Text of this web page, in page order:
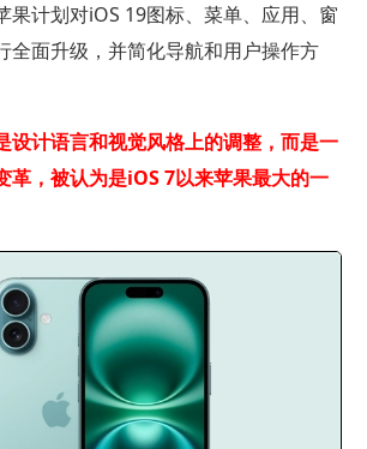
果计划对iOS 19图标、菜单、应用、窗
全面升级，并简化导航和用户操作方
设计语言和视觉风格上的调整，而是一
革，被认为是iOS 7以来苹果最大的一